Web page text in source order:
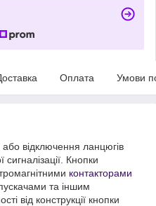
Оплата Умови
відключення ланцюгів
сигналізації. Кнопки
контакторами
та іншим
від конструкції кнопки